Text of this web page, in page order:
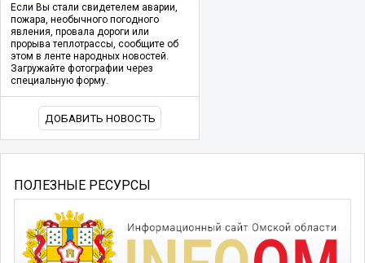
Если Вы стали свидетелем аварии,
пожара, необычного погодного
явления, провала дороги или
прорыва теплотрассы, сообщите об
этом в ленте народных новостей.
Загружайте фотографии через
специальную форму.
ДОБАВИТЬ НОВОСТЬ
ПОЛЕЗНЫЕ РЕСУРСЫ